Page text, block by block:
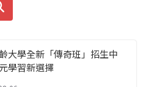
大學全新「傳奇班」招生中
學習新選擇